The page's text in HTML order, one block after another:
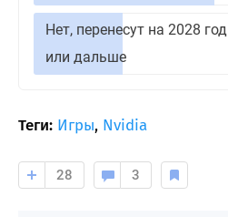
Нет, перенесут на 2028 год
или дальше
Теги: Игры, Nvidia
28 3